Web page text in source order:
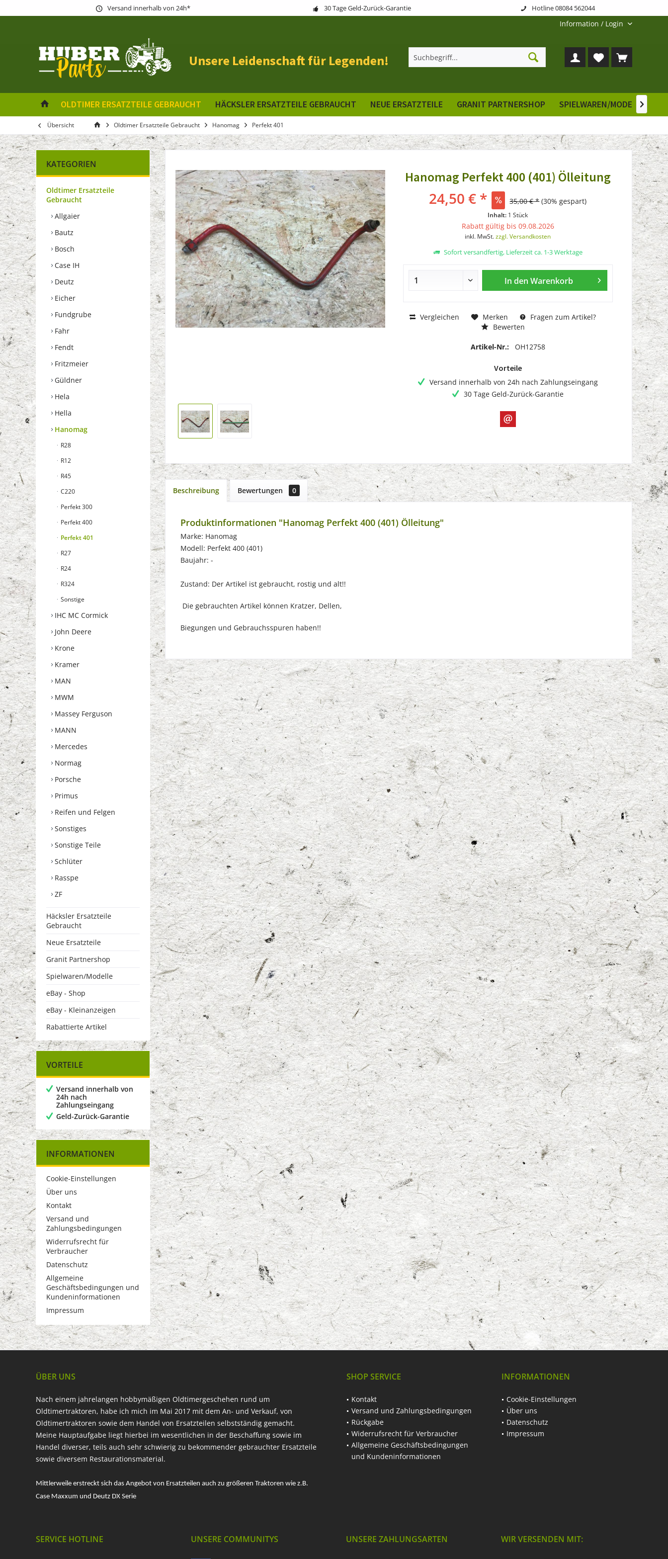
Versand innerhalb von 24h* 30 Tage Geld-Zurück-Garantie Hotline 08084 562044
Information / Login
Unsere Leidenschaft für Legenden!
OLDTIMER ERSATZTEILE GEBRAUCHT HÄCKSLER ERSATZTEILE GEBRAUCHT NEUE ERSATZTEILE GRANIT PARTNERSHOP SPIELWAREN/MODELLE

Übersicht Oldtimer Ersatzteile Gebraucht Hanomag Perfekt 401
KATEGORIEN
Oldtimer Ersatzteile
Gebraucht
Allgaier
Bautz
Bosch
Case IH
Deutz
Eicher
Fundgrube
Fahr
Fendt
Fritzmeier
Güldner
Hela
Hella
Hanomag
R28
R12
R45
C220
Perfekt 300
Perfekt 400
Perfekt 401
R27
R24
R324
Sonstige
IHC MC Cormick
John Deere
Krone
Kramer
MAN
MWM
Massey Ferguson
MANN
Mercedes
Normag
Porsche
Primus
Reifen und Felgen
Sonstiges
Sonstige Teile
Schlüter
Rasspe
ZF
Häcksler Ersatzteile
Gebraucht
Neue Ersatzteile
Granit Partnershop
Spielwaren/Modelle
eBay - Shop
eBay - Kleinanzeigen
Rabattierte Artikel
VORTEILE
Versand innerhalb von
24h nach
Zahlungseingang
Geld-Zurück-Garantie
INFORMATIONEN
Cookie-Einstellungen
Über uns
Kontakt
Versand und
Zahlungsbedingungen
Widerrufsrecht für
Verbraucher
Datenschutz
Allgemeine
Geschäftsbedingungen und
Kundeninformationen
Impressum
Hanomag Perfekt 400 (401) Ölleitung
24,50 € * 35,00 € * (30% gespart)
Inhalt: 1 Stück
Rabatt gültig bis 09.08.2026
inkl. MwSt.zzgl. Versandkosten
Sofort versandfertig, Lieferzeit ca. 1-3 Werktage
In den Warenkorb
Vergleichen Merken
Fragen zum Artikel?
Bewerten
Artikel-Nr.: OH12758
Vorteile
Versand innerhalb von 24h nach Zahlungseingang
30 Tage Geld-Zurück-Garantie
Beschreibung Bewertungen 0
Produktinformationen "Hanomag Perfekt 400 (401) Ölleitung"
Marke: Hanomag
Modell: Perfekt 400 (401)
Baujahr: -
Zustand: Der Artikel ist gebraucht, rostig und alt!!
Die gebrauchten Artikel können Kratzer, Dellen,
Biegungen und Gebrauchsspuren haben!!
ÜBER UNS
Nach einem jahrelangen hobbymäßigen Oldtimergeschehen rund um
Oldtimertraktoren, habe ich mich im Mai 2017 mit dem An- und Verkauf, von
Oldtimertraktoren sowie dem Handel von Ersatzteilen selbstständig gemacht.
Meine Hauptaufgabe liegt hierbei im wesentlichen in der Beschaffung sowie im
Handel diverser, teils auch sehr schwierig zu bekommender gebrauchter Ersatzteile
sowie diversem Restaurationsmaterial.
Mittlerweile erstreckt sich das Angebot von Ersatzteilen auch zu größeren Traktoren wie z.B.
Case Maxxum und Deutz DX Serie
SHOP SERVICE
Kontakt
Versand und Zahlungsbedingungen
Rückgabe
Widerrufsrecht für Verbraucher
Allgemeine Geschäftsbedingungen
und Kundeninformationen
INFORMATIONEN
Cookie-Einstellungen
Über uns
Datenschutz
Impressum
SERVICE HOTLINE UNSERE COMMUNITYS UNSERE ZAHLUNGSARTEN WIR VERSENDEN MIT: